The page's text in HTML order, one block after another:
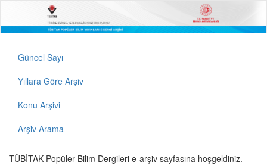
Güncel Sayı
Yıllara Göre Arşiv
Konu Arşivi
Arşiv Arama
TÜBİTAK Popüler Bilim Dergileri e-arşiv sayfasına hoşgeldiniz.